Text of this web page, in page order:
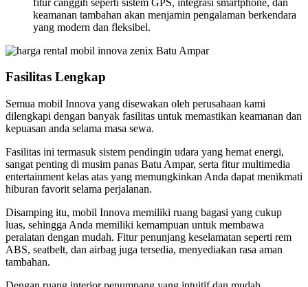
keamanan tambahan akan menjamin pengalaman berkendara
yang modern dan fleksibel.
Fasilitas Lengkap
Semua mobil Innova yang disewakan oleh perusahaan kami
dilengkapi dengan banyak fasilitas untuk memastikan keamanan dan
kepuasan anda selama masa sewa.
Fasilitas ini termasuk sistem pendingin udara yang hemat energi,
sangat penting di musim panas Batu Ampar, serta fitur multimedia
entertainment kelas atas yang memungkinkan Anda dapat menikmati
hiburan favorit selama perjalanan.
Disamping itu, mobil Innova memiliki ruang bagasi yang cukup
luas, sehingga Anda memiliki kemampuan untuk membawa
peralatan dengan mudah. Fitur penunjang keselamatan seperti rem
ABS, seatbelt, dan airbag juga tersedia, menyediakan rasa aman
tambahan.